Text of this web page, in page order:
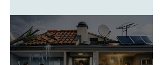
para os Proprietários